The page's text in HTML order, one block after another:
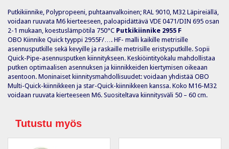
Putkikiinnike, Polypropeeni, puhtaanvalkoinen; RAL 9010, M32 Läpireiällä,
voidaan ruuvata M6 kierteeseen, paloapidättävä VDE 0471/DIN 695 osan
2-1 mukaan, koestuslämpötila 750°C Putkikiinnike 2955 F
OBO Kiinnike Quick tyyppi 2955F/…. HF- malli kaikille metrisille
asennusputkille sekä kevyille ja raskaille metrisille eristysputkille. Sopii
Quick-Pipe-asennusputken kiinnitykseen. Keskiöintityökalu mahdollistaa
putken optimaalisen asennuksen ja kiinnikkeiden kiertymisen oikeaan
asentoon. Moninaiset kiinnitysmahdollisuudet: voidaan yhdistää OBO
Multi-Quick-kiinnikkeen ja star-Quick-kiinnikkeen kanssa. Koko M16-M32
voidaan ruuvata kierteeseen M6. Suositeltava kiinnitysväli 50 – 60 cm.
Tutustu myös